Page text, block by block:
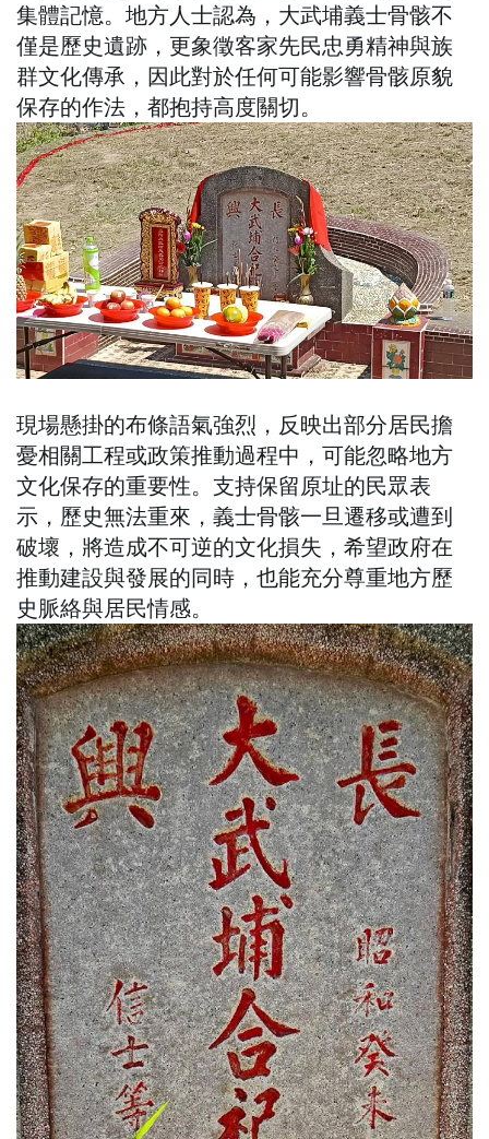
集體記憶。地方人士認為，大武埔義士骨骸不
僅是歷史遺跡，更象徵客家先民忠勇精神與族
群文化傳承，因此對於任何可能影響骨骸原貌
保存的作法，都抱持高度關切。
現場懸掛的布條語氣強烈，反映出部分居民擔
憂相關工程或政策推動過程中，可能忽略地方
文化保存的重要性。支持保留原址的民眾表
示，歷史無法重來，義士骨骸一旦遷移或遭到
破壞，將造成不可逆的文化損失，希望政府在
推動建設與發展的同時，也能充分尊重地方歷
史脈絡與居民情感。